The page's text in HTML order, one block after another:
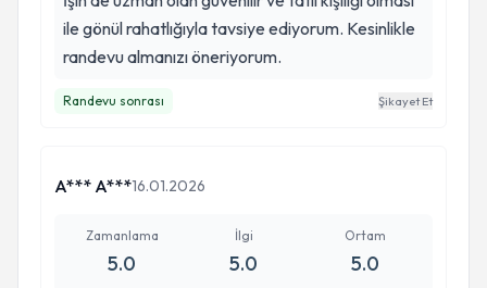
ile gönül rahatlığıyla tavsiye ediyorum. Kesinlikle
randevu almanızı öneriyorum.
Randevu sonrası Şikayet Et
A*** A***16.01.2026
Zamanlama
5.0
İlgi
5.0
Ortam
5.0